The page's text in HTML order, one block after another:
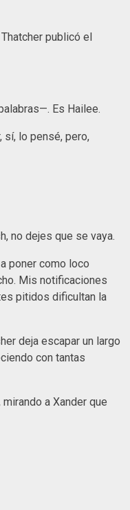
publicó el
Es Hailee.
lo pensé, pero,
no dejes que se vaya.
poner como loco
Mis notificaciones
pitidos dificultan la
deja escapar un largo
con tantas
a Xander que